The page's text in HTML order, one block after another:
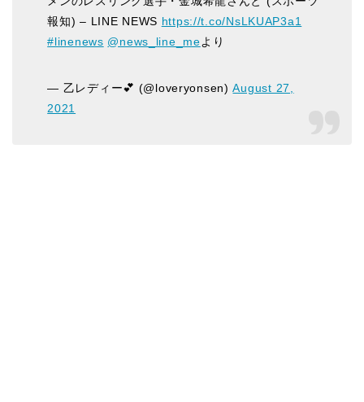
報知) – LINE NEWS https://t.co/NsLKUAP3a1
#linenews @news_line_meより
— 乙レディー💕 (@loveryonsen)August 27,
2021